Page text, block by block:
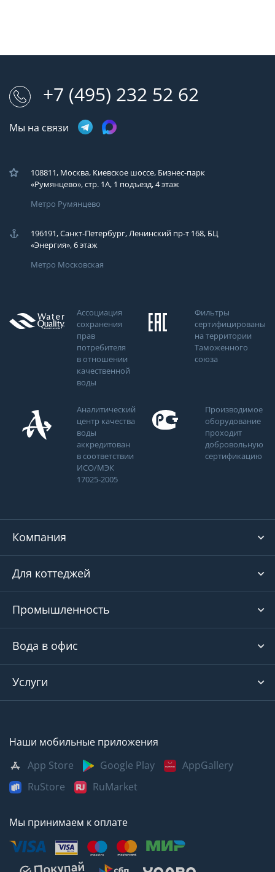
+7 (495) 232 52 62
Мы на связи
108811, Москва, Киевское шоссе, Бизнес-парк
«Румянцево», стр. 1А, 1 подъезд, 4 этаж
Метро Румянцево
196191, Санкт-Петербург, Ленинский пр-т 168, БЦ
«Энергия», 6 этаж
Метро Московская
Ассоциация
сохранения
прав
потребителя
в отношении
качественной
воды
Фильтры
сертифицированы
на территории
Таможенного
союза
Аналитический
центр качества
воды
аккредитован
в соответствии
ИСО/МЭК
17025-2005
Производимое
оборудование
проходит
добровольную
сертификацию
Компания
Для коттеджей
Промышленность
Вода в офис
Услуги
Наши мобильные приложения
App Store
Google Play
AppGallery
RuStore
RuMarket
Мы принимаем к оплате